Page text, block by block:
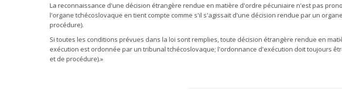
La reconnaissance d'une décision étrangère rendue en matière d'ordre pécuniaire n'est pas
l'organe tchécoslovaque en tient compte comme s'il s'agissait d'une décision rendue par un
procédure).
Si toutes les conditions prévues dans la loi sont remplies, toute décision étrangère rendue en
exécution est ordonnée par un tribunal tchécoslovaque; l'ordonnance d'exécution doit toujours
et de procédure).»